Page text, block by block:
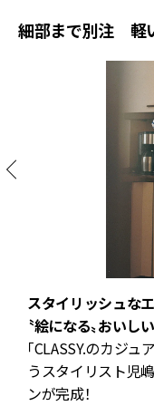
細部まで別注 軽
スタイリッシュな
〝絵になる〟おいし
「CLASSY.のカジ
うスタイリスト児
ンが完成！